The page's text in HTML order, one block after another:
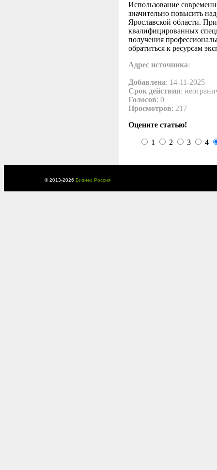
Использование
значительно повысить
Ярославской области.
квалифицированных
получения
обратиться к ресурсам
Адрес источника:
Добавлена: 14-11-2025
Срок действия:
Голосов: 0
Просмотров: 217
Оцените статью!
1 2 3 4
© 2013-2026 Бизнес Россия